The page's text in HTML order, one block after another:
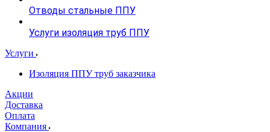
Отводы стальные ППУ
Услуги изоляция труб ППУ
Услуги
Изоляция ППУ труб заказчика
Акции
Доставка
Оплата
Компания